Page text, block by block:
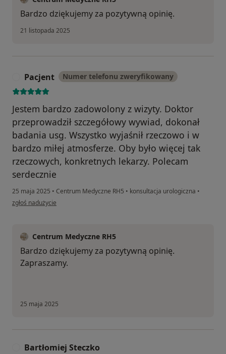
Bardzo dziękujemy za pozytywną opinię.
21 listopada 2025
Pacjent Numer telefonu zweryfikowany
Jestem bardzo zadowolony z wizyty. Doktor
przeprowadził szczegółowy wywiad, dokonał
badania usg. Wszystko wyjaśnił rzeczowo i w
bardzo miłej atmosferze. Oby było więcej tak
rzeczowych, konkretnych lekarzy. Polecam
serdecznie
25 maja 2025 • Centrum Medyczne RH5 • konsultacja urologiczna •
w opinii użytkownika Pacjent
zgłoś nadużycie
Centrum Medyczne RH5
Bardzo dziękujemy za pozytywną opinię.
Zapraszamy.
25 maja 2025
Bartłomiej Steczko